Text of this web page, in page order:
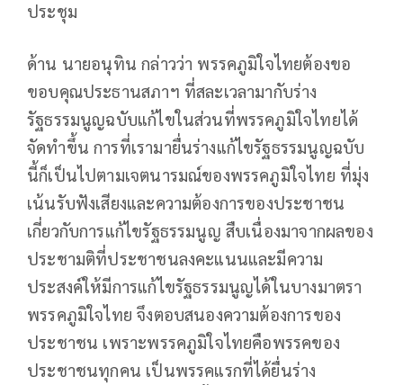
ประชุม
ด้าน นายอนุทิน กล่าวว่า พรรคภูมิใจไทยต้องขอ
ขอบคุณประธานสภาฯ ที่สละเวลามากับร่าง
รัฐธรรมนูญฉบับแก้ไขในส่วนที่พรรคภูมิใจไทยได้
จัดทำขึ้น การที่เรามายื่นร่างแก้ไขรัฐธรรมนูญฉบับ
นี้ก็เป็นไปตามเจตนารมณ์ของพรรคภูมิใจไทย ที่มุ่ง
เน้นรับฟังเสียงและความต้องการของประชาชน
เกี่ยวกับการแก้ไขรัฐธรรมนูญ สืบเนื่องมาจากผลของ
ประชามติที่ประชาชนลงคะแนนและมีความ
ประสงค์ให้มีการแก้ไขรัฐธรรมนูญได้ในบางมาตรา
พรรคภูมิใจไทย จึงตอบสนองความต้องการของ
ประชาชน เพราะพรรคภูมิใจไทยคือพรรคของ
ประชาชนทุกคน เป็นพรรคแรกที่ได้ยื่นร่าง